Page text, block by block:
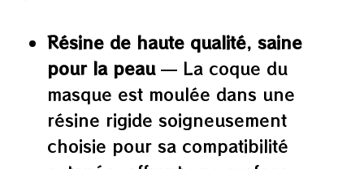
Résine de haute qualité, saine
pour la peau— La coque du
masque est moulée dans une
résine rigide soigneusement
choisie pour sa compatibilité